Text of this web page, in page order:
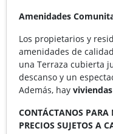
Amenidades
Los propietarios y
amenidades de
una Terraza cubierta
descanso y un
Además, hay
CONTÁCTANOS
PRECIOS SUJETOS A